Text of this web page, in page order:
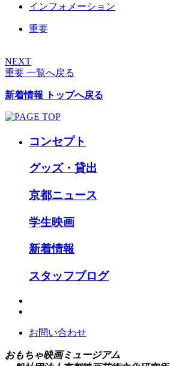
インフォメーション
重要
NEXT
重要 一覧へ戻る
新着情報 トップへ戻る
コンセプト
グッズ・貸出
京都ニュース
学生映画
新着情報
スタッフブログ
お問い合わせ
おもちゃ映画ミュージアム